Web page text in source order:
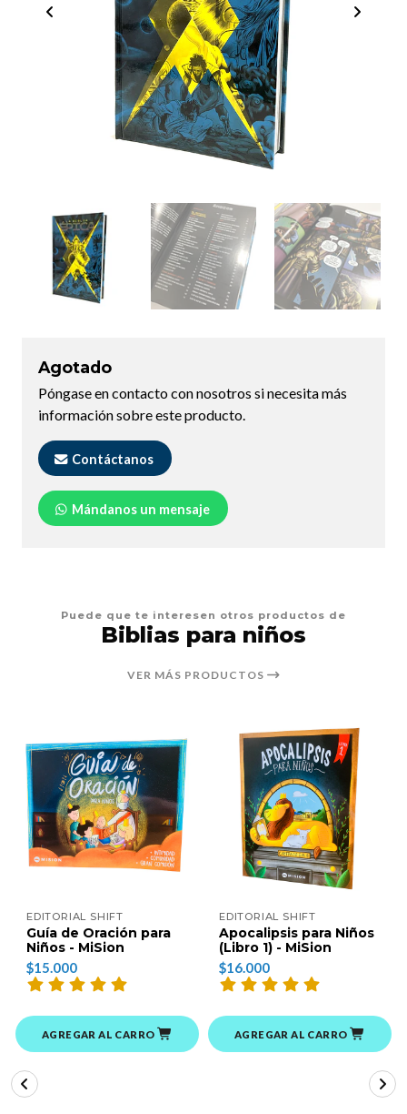
Agotado
Póngase en contacto con nosotros si necesita más
información sobre este producto.
Contáctanos
Mándanos un mensaje
Puede que te interesen otros productos de
Biblias para niños
VER MÁS PRODUCTOS
EDITORIAL SHIFT
Guía de Oración para
Niños - MiSion
$15.000
AGREGAR AL CARRO
EDITORIAL SHIFT
Apocalipsis para Niños
(Libro 1) - MiSion
$16.000
AGREGAR AL CARRO